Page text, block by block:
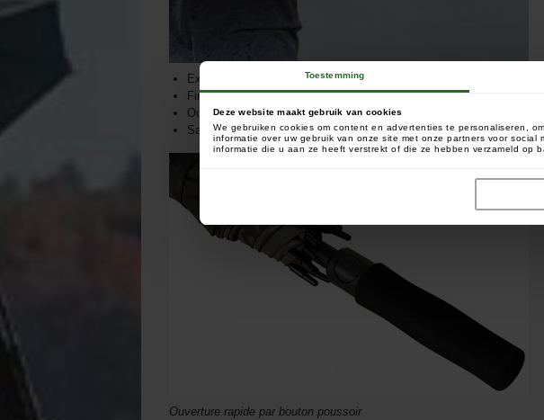
Toestemming
Deze website maakt gebruik van cookies
We gebruiken cookies om content en advertenties te personaliseren,
informatie over uw gebruik van onze site met onze partners voor
informatie die u aan ze heeft verstrekt of die ze hebben verzameld op
Excellente couverture
Finition matte kamo foncé
Ouverture rapide par bouton poussoir
Sangle de maintien pour un rangement facile
Ouverture rapide par bouton poussoir